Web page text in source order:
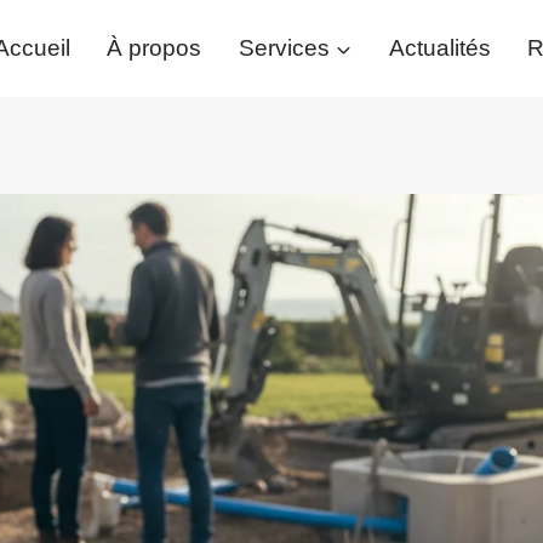
À propos Services Actualités